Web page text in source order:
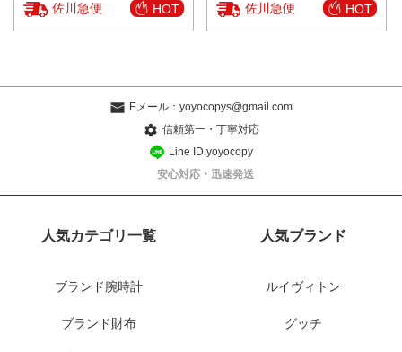
佐川急便 HOT 佐川急便 HOT
Eメール： yoyocopys@gmail.com
信頼第一・丁寧対応
Line ID:yoyocopy
安心対応・迅速発送
人気カテゴリ一覧
ブランド腕時計
ブランド財布
人気ブランド
ルイヴィトン
グッチ